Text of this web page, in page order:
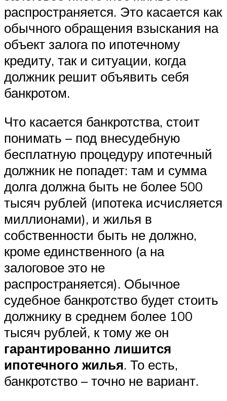
распространяется. Это касается как
обычного обращения взыскания на
объект залога по ипотечному
кредиту, так и ситуации, когда
должник решит объявить себя
банкротом.
Что касается банкротства, стоит
понимать – под внесудебную
бесплатную процедуру ипотечный
должник не попадет: там и сумма
долга должна быть не более 500
тысяч рублей (ипотека исчисляется
миллионами), и жилья в
собственности быть не должно,
кроме единственного (а на
залоговое это не
распространяется). Обычное
судебное банкротство будет стоить
должнику в среднем более 100
тысяч рублей, к тому же он
гарантированно лишится
ипотечного жилья. То есть,
банкротство – точно не вариант.